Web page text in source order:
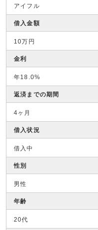
アイフル
借入金額
10万円
金利
年18.0%
返済までの期間
4ヶ月
借入状況
借入中
性別
男性
年齢
20代